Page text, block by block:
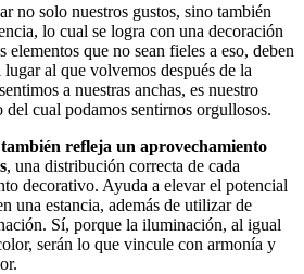
no solo nuestros gustos, sino también
lo cual se logra con una decoración
que no sean fieles a eso, deben
lugar al que volvemos después de la
a nuestras anchas, es nuestro
cual podamos sentirnos orgullosos.
refleja un aprovechamiento
, una distribución correcta de cada
decorativo. Ayuda a elevar el potencial
una estancia, además de utilizar de
Sí, porque la iluminación, al igual
serán lo que vincule con armonía y